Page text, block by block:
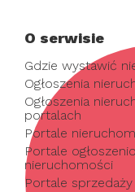
O serwisie
Gdzie wystawić
Ogłoszenia
Ogłoszenia
portalach
Portale
Portale
nieruchomości
Portale